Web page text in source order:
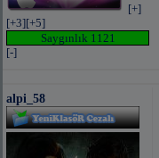
[+]
[+3][+5]
Saygınlık 1121
[-]
alpi_58